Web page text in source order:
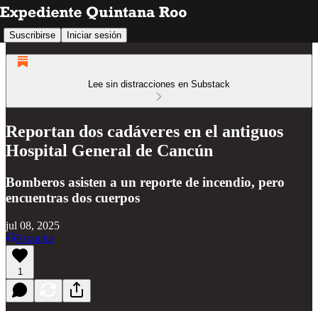
Suscribirse Iniciar sesión
Lee sin distracciones en Substack
Reportan dos cadáveres en el antiguos
Hospital General de Cancún
Bomberos asisten a un reporte de incendio, pero
encuentras dos cuerpos
jul 08, 2025
Escucha
1